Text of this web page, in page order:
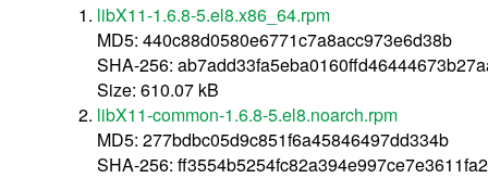
libX11-1.6.8-5.el8.x86_64.rpm
MD5: 440c88d0580e6771c7a8acc973e6d38b
SHA-256:
Size: 610.07 kB
libX11-common-1.6.8-5.el8.noarch.rpm
MD5: 277bdbc05d9c851f6a45846497dd334b
SHA-256: